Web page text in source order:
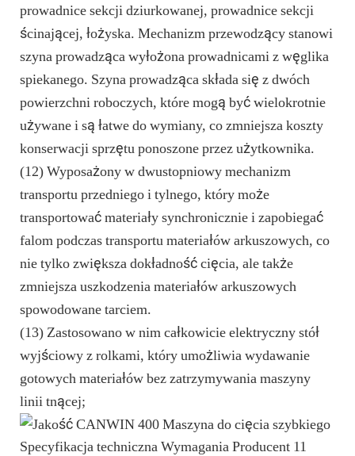
prowadnice sekcji dziurkowanej, prowadnice sekcji
ścinającej, łożyska. Mechanizm przewodzący stanowi
szyna prowadząca wyłożona prowadnicami z węglika
spiekanego. Szyna prowadząca składa się z dwóch
powierzchni roboczych, które mogą być wielokrotnie
używane i są łatwe do wymiany, co zmniejsza koszty
konserwacji sprzętu ponoszone przez użytkownika.
(12) Wyposażony w dwustopniowy mechanizm
transportu przedniego i tylnego, który może
transportować materiały synchronicznie i zapobiegać
falom podczas transportu materiałów arkuszowych, co
nie tylko zwiększa dokładność cięcia, ale także
zmniejsza uszkodzenia materiałów arkuszowych
spowodowane tarciem.
(13) Zastosowano w nim całkowicie elektryczny stół
wyjściowy z rolkami, który umożliwia wydawanie
gotowych materiałów bez zatrzymywania maszyny
linii tnącej;